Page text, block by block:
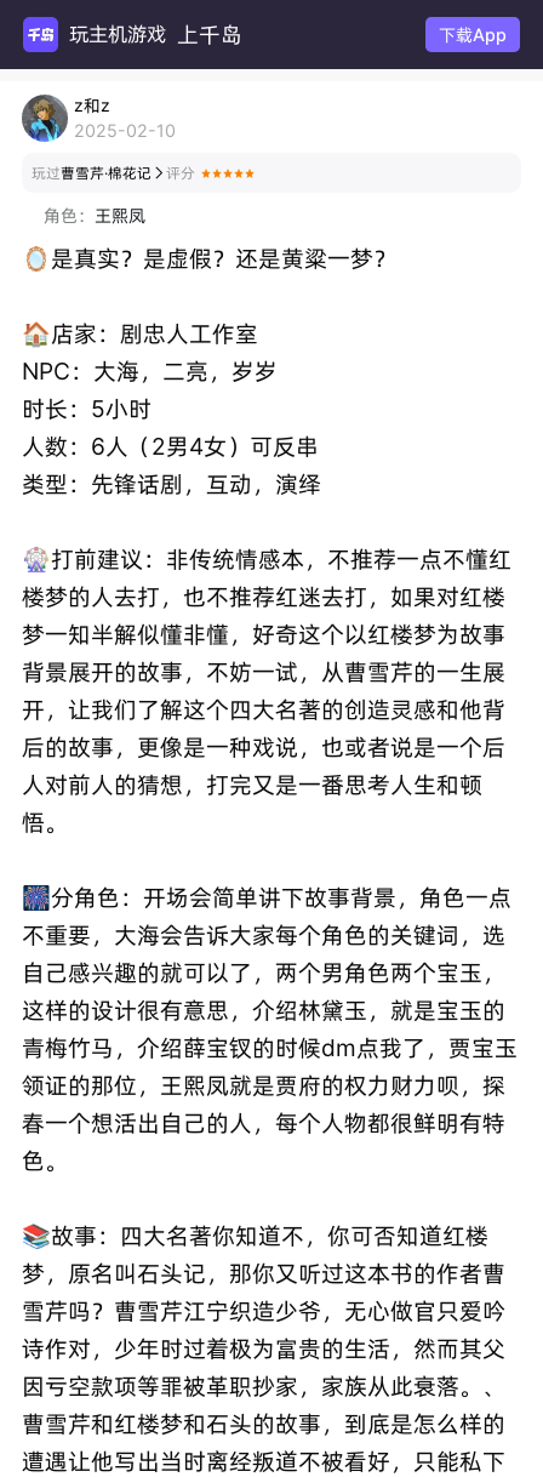
玩主机游戏 上千岛 下载App
z和z
2025-02-10
玩过曹雪芹·棉花记  评分
角色： 王熙凤
🪞是真实？是虚假？还是黄粱一梦？
🏠店家：剧忠人工作室
NPC：大海，二亮，岁岁
时长：5小时
人数：6人（2男4女）可反串
类型：先锋话剧，互动，演绎
🎡打前建议：非传统情感本，不推荐一点不懂红
楼梦的人去打，也不推荐红迷去打，如果对红楼
梦一知半解似懂非懂，好奇这个以红楼梦为故事
背景展开的故事，不妨一试，从曹雪芹的一生展
开，让我们了解这个四大名著的创造灵感和他背
后的故事，更像是一种戏说，也或者说是一个后
人对前人的猜想，打完又是一番思考人生和顿
悟。
🎆分角色：开场会简单讲下故事背景，角色一点
不重要，大海会告诉大家每个角色的关键词，选
自己感兴趣的就可以了，两个男角色两个宝玉，
这样的设计很有意思，介绍林黛玉，就是宝玉的
青梅竹马，介绍薛宝钗的时候dm点我了，贾宝玉
领证的那位，王熙凤就是贾府的权力财力呗，探
春一个想活出自己的人，每个人物都很鲜明有特
色。
📚故事：四大名著你知道不，你可否知道红楼
梦，原名叫石头记，那你又听过这本书的作者曹
雪芹吗？曹雪芹江宁织造少爷，无心做官只爱吟
诗作对，少年时过着极为富贵的生活，然而其父
因亏空款项等罪被革职抄家，家族从此衰落。、
曹雪芹和红楼梦和石头的故事，到底是怎么样的
遭遇让他写出当时离经叛道不被看好，只能私下